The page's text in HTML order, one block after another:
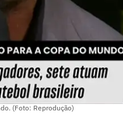
(Foto: Reprodução)